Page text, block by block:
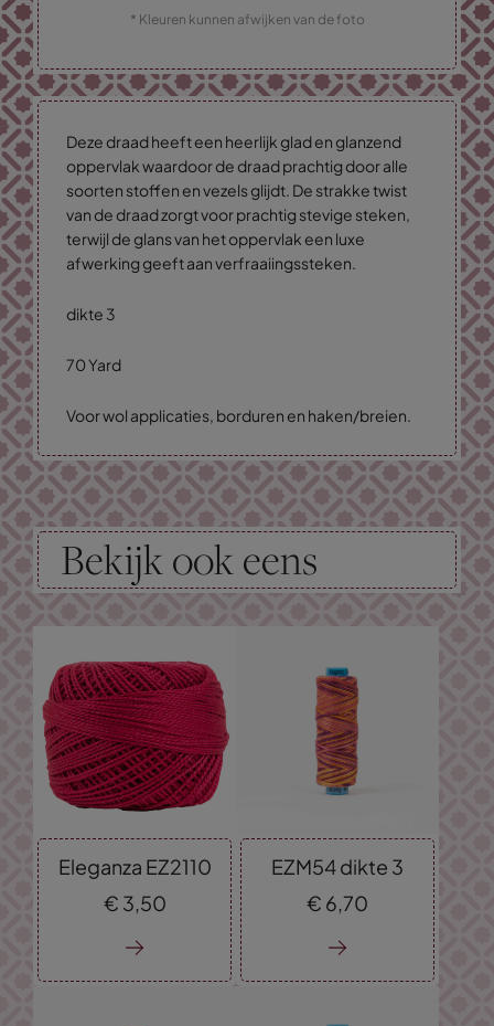
* Kleuren kunnen afwijken van de foto
Deze draad heeft een heerlijk glad en glanzend
oppervlak waardoor de draad prachtig door alle
soorten stoffen en vezels glijdt. De strakke twist
van de draad zorgt voor prachtig stevige steken,
terwijl de glans van het oppervlak een luxe
afwerking geeft aan verfraaiingssteken.
dikte 3
70 Yard
Voor wol applicaties, borduren en haken/breien.
Bekijk ook eens
Eleganza EZ2110
€ 3,50
EZM54 dikte 3
€ 6,70